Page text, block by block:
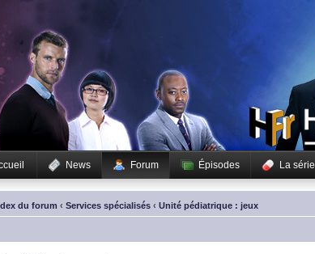
News Forum Épisodes La série
du forum ‹ Services spécialisés ‹ Unité pédiatrique : jeux